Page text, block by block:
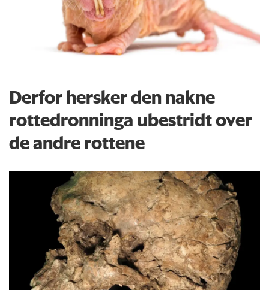
Derfor hersker den nakne
rottedronninga ubestridt over
de andre rottene